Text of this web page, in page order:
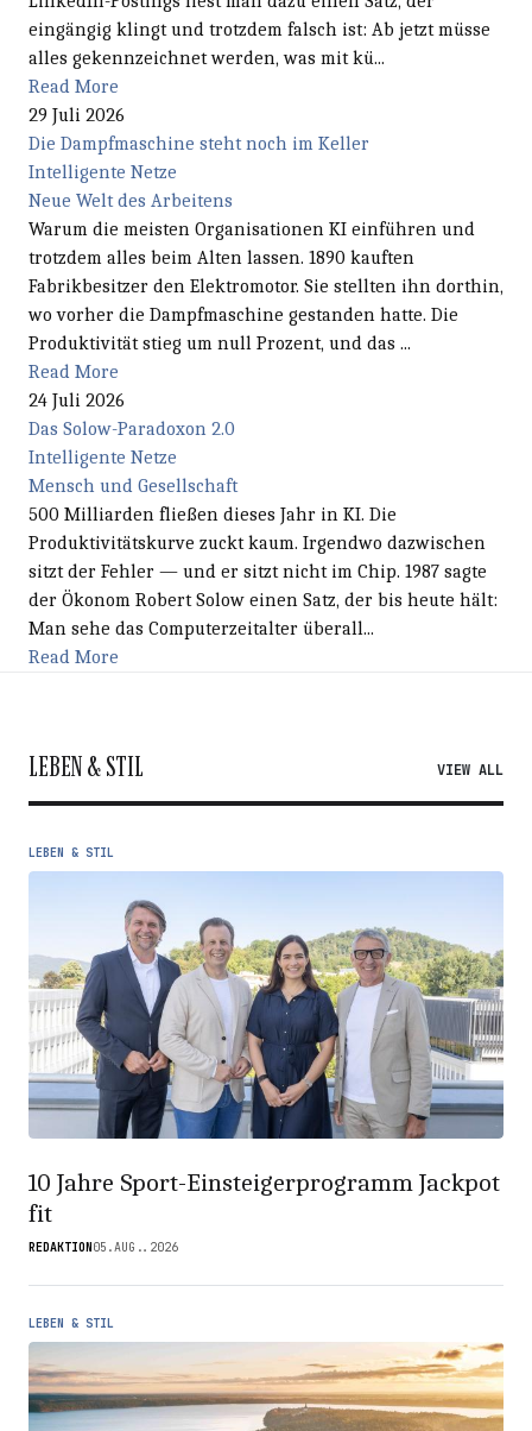
eingängig klingt und trotzdem falsch ist: Ab jetzt müsse
alles gekennzeichnet werden, was mit kü...
Read More
29 Juli 2026
Die Dampfmaschine steht noch im Keller
Intelligente Netze
Neue Welt des Arbeitens
Warum die meisten Organisationen KI einführen und
trotzdem alles beim Alten lassen. 1890 kauften
Fabrikbesitzer den Elektromotor. Sie stellten ihn dorthin,
wo vorher die Dampfmaschine gestanden hatte. Die
Produktivität stieg um null Prozent, und das ...
Read More
24 Juli 2026
Das Solow-Paradoxon 2.0
Intelligente Netze
Mensch und Gesellschaft
500 Milliarden fließen dieses Jahr in KI. Die
Produktivitätskurve zuckt kaum. Irgendwo dazwischen
sitzt der Fehler — und er sitzt nicht im Chip. 1987 sagte
der Ökonom Robert Solow einen Satz, der bis heute hält:
Man sehe das Computerzeitalter überall...
Read More
LEBEN & STIL VIEW ALL
LEBEN & STIL
10 Jahre Sport-Einsteigerprogramm Jackpot
fit
REDAKTION05.AUG..2026
LEBEN & STIL